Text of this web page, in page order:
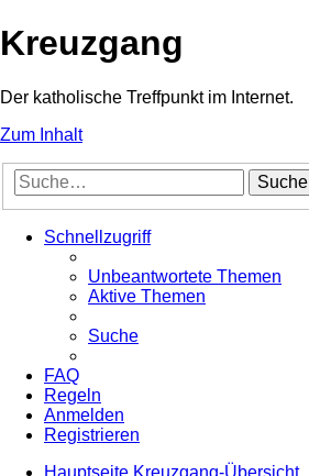
Kreuzgang
Der katholische Treffpunkt im Internet.
Zum Inhalt
Suche
Schnellzugriff
Unbeantwortete Themen
Aktive Themen
Suche
FAQ
Regeln
Anmelden
Registrieren